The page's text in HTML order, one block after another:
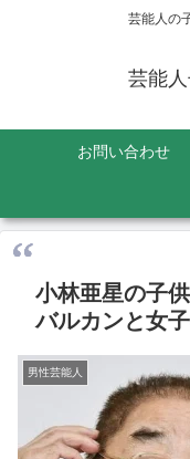
芸能人の
芸能
お問い合わせ
小林亜星の子
バルカンと女
男性芸能人